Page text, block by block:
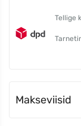
Tellige
Makseviisid